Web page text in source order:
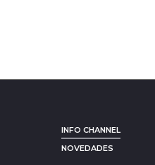
INFO CHANNEL
NOVEDADES